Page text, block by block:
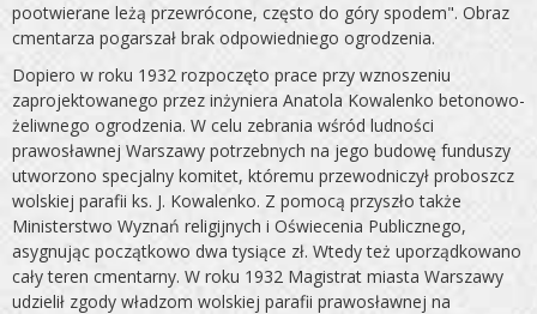
pootwie­rane leżą przewrócone, często do góry spodem". Obraz
cmen­tarza pogarszał brak odpowiedniego ogrodzenia.
Dopiero w ro­ku 1932 rozpoczęto prace przy wznoszeniu
zaprojektowanego przez inżyniera Anatola Kowalenko betonowo-
żeliwnego ogrodzenia. W celu zebrania wśród ludności
prawosławnej Warsza­wy potrzebnych na jego budowę funduszy
utworzono specjal­ny komitet, któremu przewodniczył proboszcz
wolskiej para­fii ks. J. Kowalenko. Z pomocą przyszło także
Ministerstwo Wyznań religijnych i Oświecenia Publicznego,
asygnując począt­kowo dwa tysiące zł. Wtedy też uporządkowano
cały teren cmentarny. W roku 1932 Magistrat miasta Warszawy
udzielił zgody władzom wolskiej parafii prawosławnej na